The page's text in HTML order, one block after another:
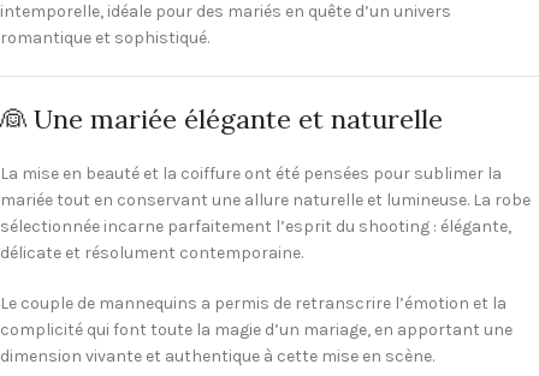
intemporelle, idéale pour des mariés en quête d’un univers
romantique et sophistiqué.
👰 Une mariée élégante et naturelle
La mise en beauté et la coiffure ont été pensées pour sublimer la
mariée tout en conservant une allure naturelle et lumineuse. La robe
sélectionnée incarne parfaitement l’esprit du shooting : élégante,
délicate et résolument contemporaine.
Le couple de mannequins a permis de retranscrire l’émotion et la
complicité qui font toute la magie d’un mariage, en apportant une
dimension vivante et authentique à cette mise en scène.